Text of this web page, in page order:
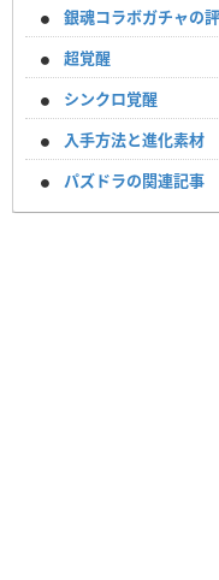
銀魂コラボガチャの
超覚醒
シンクロ覚醒
入手方法と進化素材
パズドラの関連記事